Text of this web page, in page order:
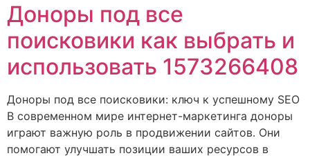
Доноры под все
поисковики как выбрать и
использовать 1573266408
Доноры под все поисковики: ключ к успешному SEO
В современном мире интернет-маркетинга доноры
играют важную роль в продвижении сайтов. Они
помогают улучшать позиции ваших ресурсов в